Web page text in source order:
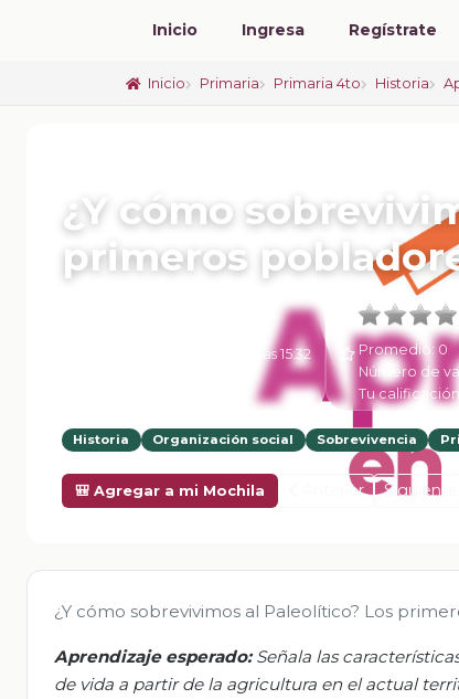
Inicio Ingresa Regístrate
Inicio Primaria Primaria 4to Historia
¿Y cómo
primeros
6 de Febrero de 2025 a las 15:32 Promedio: 0
Número de
Tu calificación:
Historia Organización social Sobrevivencia
🎒 Agregar a mi Mochila Anterior Siguiente
¿Y cómo sobrevivimos al Paleolítico? Los
Aprendizaje esperado:Señala las
de vida a partir de la agricultura en el actual